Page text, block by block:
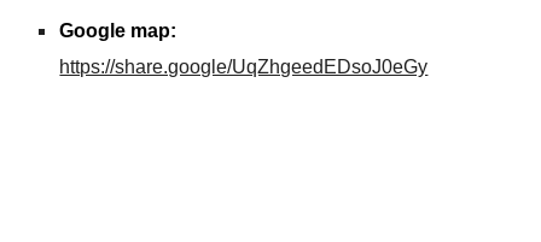
Google map:
https://share.google/UqZhgeedEDsoJ0eGy